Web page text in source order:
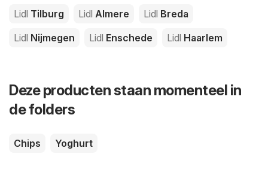
Lidl Tilburg Lidl Almere Lidl Breda
Lidl Nijmegen Lidl Enschede Lidl Haarlem
Deze producten staan momenteel in
de folders
Chips Yoghurt